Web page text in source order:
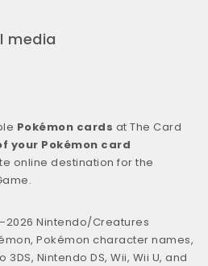
media
Pokémon cards at The Card
your Pokémon card
online destination for the
Nintendo/Creatures
Pokémon character names,
Nintendo DS, Wii, Wii U, and